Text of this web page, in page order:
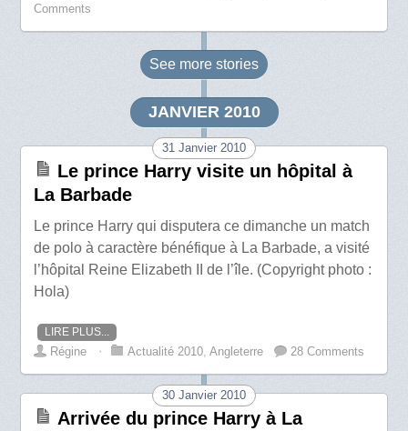
Comments
See more stories
JANVIER 2010
31 Janvier 2010
Le prince Harry visite un hôpital à
La Barbade
Le prince Harry qui disputera ce dimanche un match
de polo à caractère bénéfique à La Barbade, a visité
l’hôpital Reine Elizabeth II de l’île. (Copyright photo :
Hola)
LIRE PLUS...
Régine ⋅ Actualité 2010,Angleterre 28 Comments
30 Janvier 2010
Arrivée du prince Harry à La